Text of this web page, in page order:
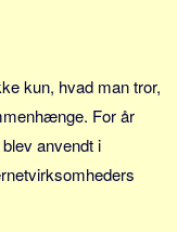
kun, hvad man tror,
For år
anvendt i